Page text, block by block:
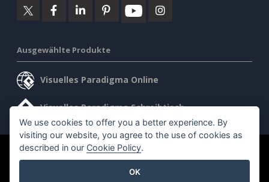
Ausgewählte Produkte
Visuelles Paradigma Online
Visuelles Paradigma Schreibtisch
©2026 by Visual Paradigm. Alle Rechte vorbehalten.
We use cookies to offer you a better experience. By
visiting our website, you agree to the use of cookies as
described in our Cookie Policy.
OK